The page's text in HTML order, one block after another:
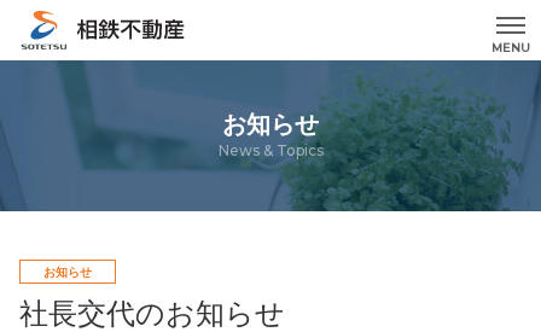
MENU
お知らせ
News & Topics
お知らせ
社長交代のお知らせ